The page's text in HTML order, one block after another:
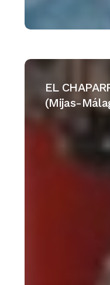
EL
CHAPARRAL
GOLF
CLUB
EL
(Mijas-